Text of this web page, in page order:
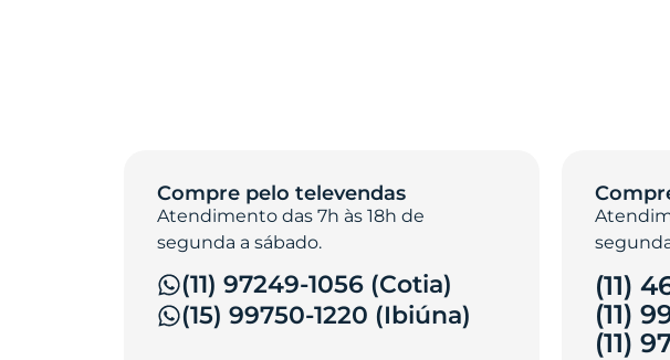
Compre pelo televendas
Atendimento das 7h às 18h de
segunda a sábado.
(11) 97249-1056 (Cotia)
(15) 99750-1220 (Ibiúna)
(11)
(11)
(11)